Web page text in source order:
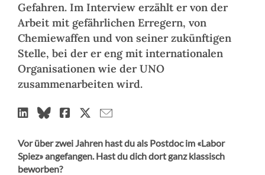
Gefahren. Im Interview erzählt er von der
Arbeit mit gefährlichen Erregern, von
Chemiewaffen und von seiner zukünftigen
Stelle, bei der er eng mit internationalen
Organisationen wie der UNO
zusammenarbeiten wird.
Vor über zwei Jahren hast du als Postdoc im «Labor
Spiez» angefangen. Hast du dich dort ganz klassisch
beworben?